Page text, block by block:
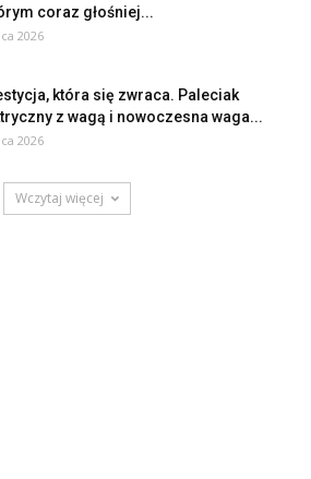
coraz głośniej...
2026
która się zwraca. Paleciak
z wagą i nowoczesna waga...
2026
Wczytaj więcej